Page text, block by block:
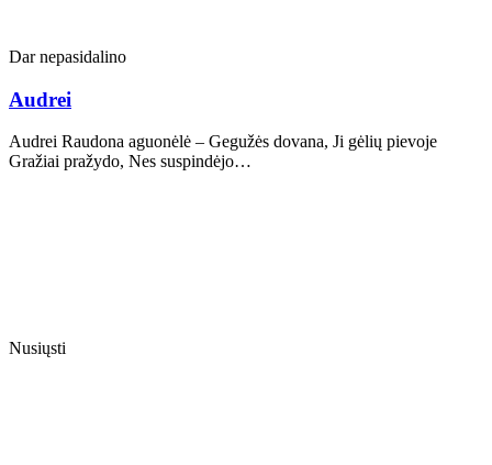
Dar nepasidalino
Audrei
Audrei Raudona aguonėlė – Gegužės dovana, Ji gėlių pievoje
Gražiai pražydo, Nes suspindėjo…
Nusiųsti